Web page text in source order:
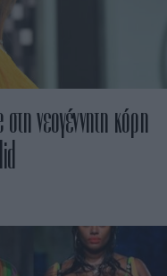
νεογέννητη κόρη